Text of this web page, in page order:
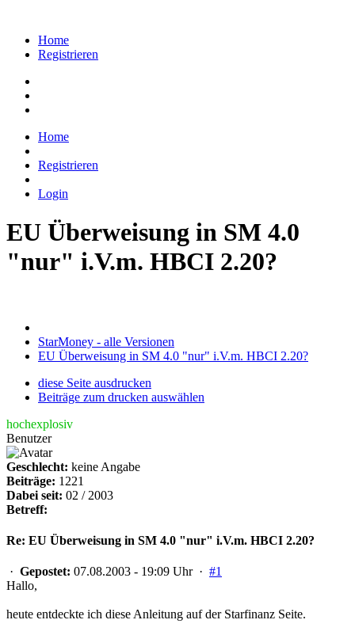
Home
Registrieren
Home
Registrieren
Login
EU Überweisung in SM 4.0
"nur" i.V.m. HBCI 2.20?
StarMoney - alle Versionen
EU Überweisung in SM 4.0 "nur" i.V.m. HBCI 2.20?
diese Seite ausdrucken
Beiträge zum drucken auswählen
hochexplosiv
Benutzer
Geschlecht: keine Angabe
Beiträge: 1221
Dabei seit: 02 / 2003
Betreff:
Re: EU Überweisung in SM 4.0 "nur" i.V.m. HBCI 2.20?
· Gepostet: 07.08.2003 - 19:09 Uhr · #1
Hallo,
heute entdeckte ich diese Anleitung auf der Starfinanz Seite.